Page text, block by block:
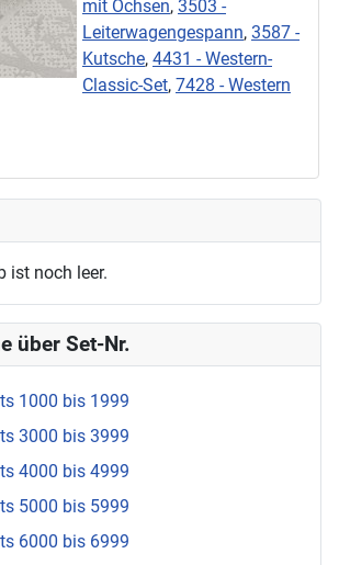
mit Ochsen, 3503 -
Leiterwagengespann, 3587 -
Kutsche, 4431 - Western-
Classic-Set, 7428 - Western
ist noch leer.
über Set-Nr.
1000 bis 1999
3000 bis 3999
4000 bis 4999
5000 bis 5999
6000 bis 6999